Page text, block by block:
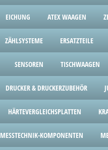
EICHUNG ATEX WAAGEN
ZÄHLSYSTEME ERSATZTEILE
SENSOREN TISCHWAAGEN
DRUCKER & DRUCKERZUBEHÖR
HÄRTEVERGLEICHSPLATTEN
MESSTECHNIK-KOMPONENTEN